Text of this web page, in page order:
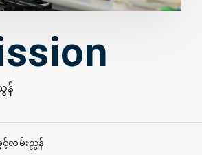
ာင်းရေးအချက်အလက်
န်
င့်လမ်းညွှန်